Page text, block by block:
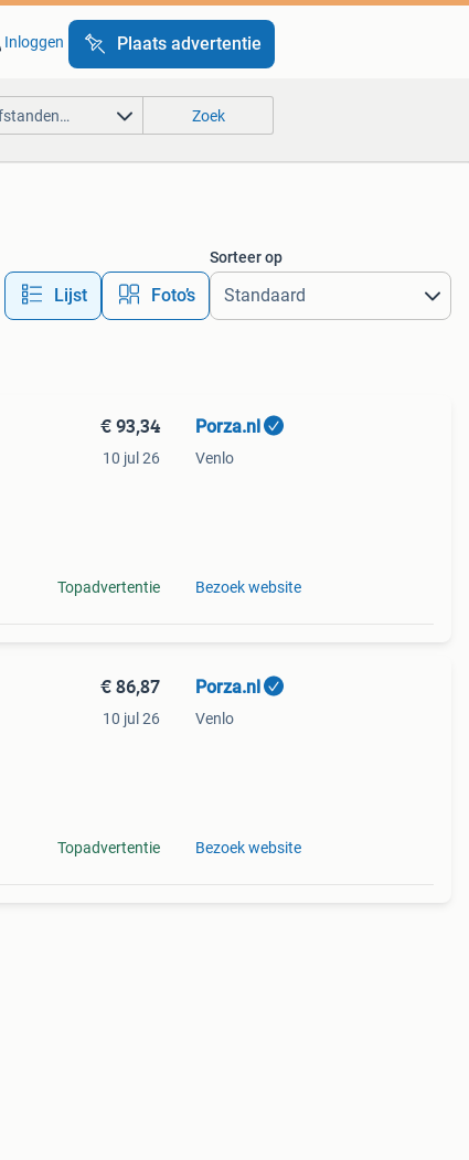
Inloggen Plaats advertentie
Zoek
Lijst Foto’s
Sorteer op
€ 93,34
10 jul 26
Topadvertentie
Porza.nl
Venlo
Bezoek website
€ 86,87
10 jul 26
Topadvertentie
Porza.nl
Venlo
Bezoek website